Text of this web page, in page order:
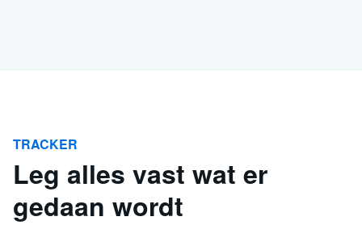
TRACKER
Leg alles vast wat er
gedaan wordt